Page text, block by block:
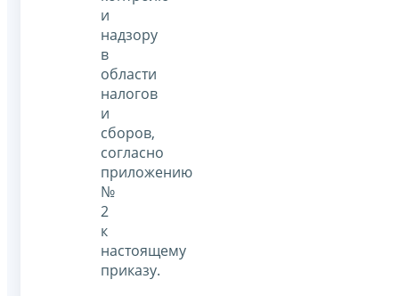
и
надзору
в
области
налогов
и
сборов,
согласно
приложению
№
2
к
настоящему
приказу.